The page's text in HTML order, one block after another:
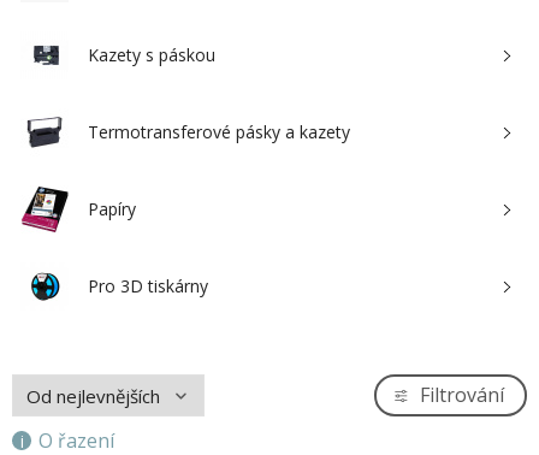
Kazety s páskou
Termotransferové pásky a kazety
Papíry
Pro 3D tiskárny
O řazení
Filtrování